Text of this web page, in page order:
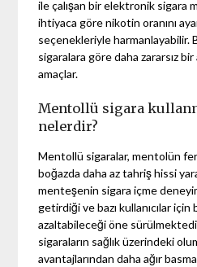
ile çalışan bir elektronik sigara
ihtiyaca göre nikotin oranını
seçenekleriyle harmanlayabilir.
sigaralara göre daha zararsız
amaçlar.
Mentollü sigara
nelerdir?
Mentollü sigaralar, mentolün
boğazda daha az tahriş hissi
menteşenin sigara içme
getirdiği ve bazı kullanıcılar için
azaltabileceği öne
sigaraların sağlık üzerindeki
avantajlarından daha ağır